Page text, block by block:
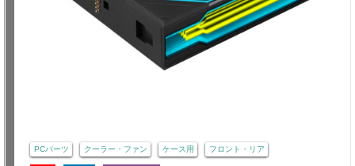
PCパーツ クーラー・ファン ケース用 フロント・リア